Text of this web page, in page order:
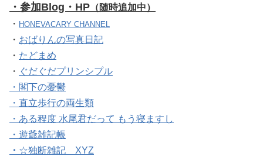
・参加Blog・HP （随時追加中）
・ HONEVACARY CHANNEL
・ おばりんの写真日記
・ たどまめ
・ ぐだぐだプリンシプル
・閣下の憂鬱
・直立歩行の両生類
・ある程度 水尾君だって もう寝ますし
・遊爺雑記帳
・ ☆独断雑記 XYZ